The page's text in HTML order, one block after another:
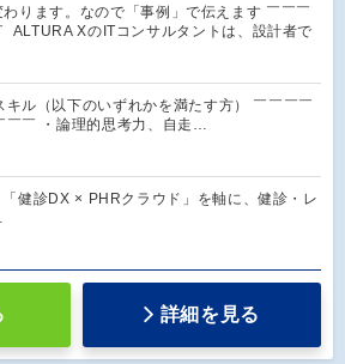
わります。なので「事例」で伝えます ￣￣￣
ALTURA XのITコンサルタントは、設計者で
キル（以下のいずれかを満たす方） ￣￣￣￣
￣￣ ・論理的思考力、自走…
健診DX × PHRクラウド」を軸に、健診・レ
詳細を見る